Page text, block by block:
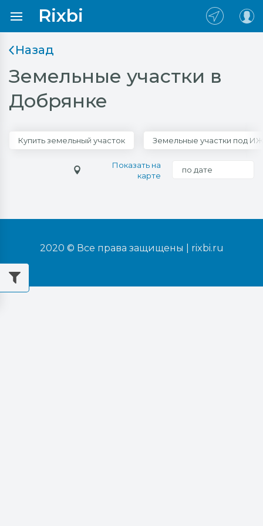
Rixbi
Назад
Земельные участки в
Добрянке
Купить земельный участок Земельные участки под
Показать на
карте
по дате
2020 © Все права защищены | rixbi.ru